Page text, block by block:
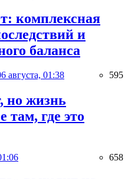
комплексная
и
баланса
августа, 01:38 595
но жизнь
там, где это
658